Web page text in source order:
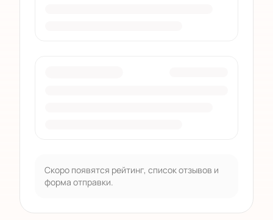
Скоро появятся рейтинг, список отзывов и
форма отправки.